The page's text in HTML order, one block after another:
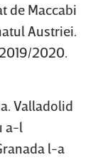
de Maccabi
Austriei.
2020.
Valladolid
a-l
l-a